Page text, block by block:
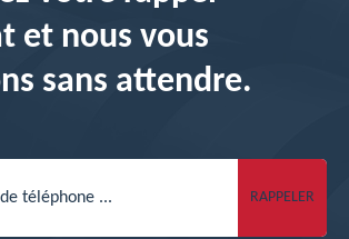
et nous vous
sans attendre.